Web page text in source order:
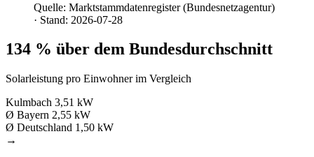
Quelle: Marktstammdatenregister (Bundesnetzagentur)
· Stand: 2026-07-28
134 % über dem Bundesdurchschnitt
Solarleistung pro Einwohner im Vergleich
Kulmbach 3,51 kW
Ø Bayern 2,55 kW
Ø Deutschland 1,50 kW
→